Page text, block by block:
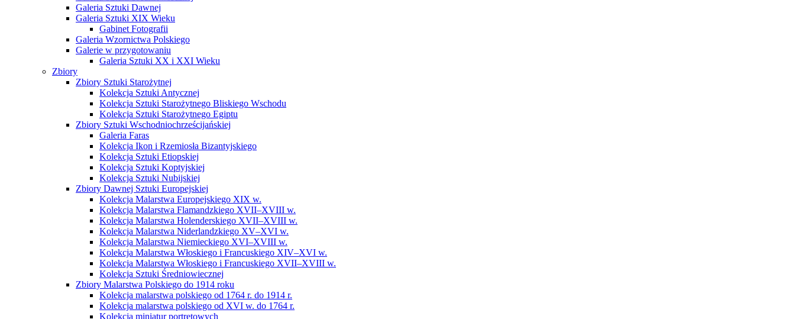
Galeria Sztuki Dawnej
Galeria Sztuki XIX Wieku
Gabinet Fotografii
Galeria Wzornictwa Polskiego
Galerie w przygotowaniu
Galeria Sztuki XX i XXI Wieku
Zbiory
Zbiory Sztuki Starożytnej
Kolekcja Sztuki Antycznej
Kolekcja Sztuki Starożytnego Bliskiego Wschodu
Kolekcja Sztuki Starożytnego Egiptu
Zbiory Sztuki Wschodniochrześcijańskiej
Galeria Faras
Kolekcja Ikon i Rzemiosła Bizantyjskiego
Kolekcja Sztuki Etiopskiej
Kolekcja Sztuki Koptyjskiej
Kolekcja Sztuki Nubijskiej
Zbiory Dawnej Sztuki Europejskiej
Kolekcja Malarstwa Europejskiego XIX w.
Kolekcja Malarstwa Flamandzkiego XVII–XVIII w.
Kolekcja Malarstwa Holenderskiego XVII–XVIII w.
Kolekcja Malarstwa Niderlandzkiego XV–XVI w.
Kolekcja Malarstwa Niemieckiego XVI–XVIII w.
Kolekcja Malarstwa Włoskiego i Francuskiego XIV–XVI w.
Kolekcja Malarstwa Włoskiego i Francuskiego XVII–XVIII w.
Kolekcja Sztuki Średniowiecznej
Zbiory Malarstwa Polskiego do 1914 roku
Kolekcja malarstwa polskiego od 1764 r. do 1914 r.
Kolekcja malarstwa polskiego od XVI w. do 1764 r.
Kolekcja miniatur portretowych